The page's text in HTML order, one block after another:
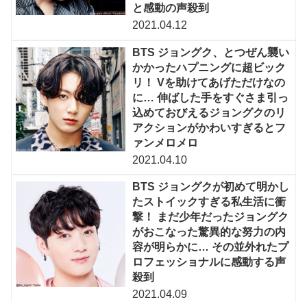
と感動の声殺到
2021.04.12
BTS ジョングク、とつぜん襲い
かかったハプニングに超ビック
リ！ Vを助けてあげただけなの
に… 伸ばした手をすぐさま引っ
込めておびえるジョングクのリ
アクションがかわいすぎるとフ
ァンメロメロ
2021.04.10
BTS ジョングクが初めて明かし
たストイックすぎる私生活に衝
撃！ まだ少年だったジョングク
がおこなった驚異的な努力の内
容が明らかに… その並外れたプ
ロフェッショナルに感動する声
殺到
2021.04.09